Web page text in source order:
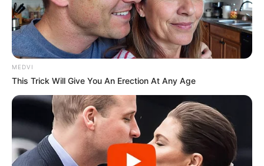
MEDVI
This Trick Will Give You An Erection At Any Age